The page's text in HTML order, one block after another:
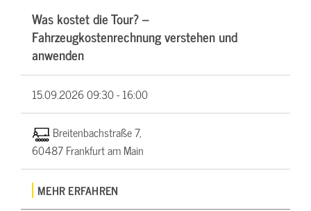
Was kostet die Tour? –
Fahrzeugkostenrechnung verstehen und
anwenden
15.09.202609:30 - 16:00
Breitenbachstraße 7,
60487 Frankfurt am Main
MEHR ERFAHREN